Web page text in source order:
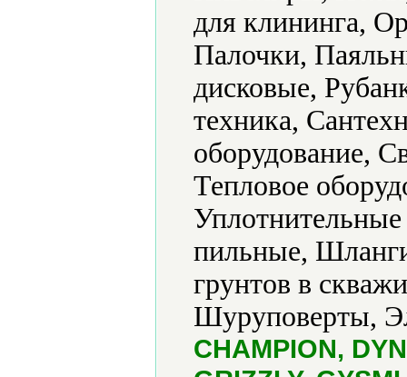
для клининга,
Палочки,
дисковые,
техника,
оборудование,
Тепловое
пильные,
грунтов в
Шуруповерты,
CHAMPION,